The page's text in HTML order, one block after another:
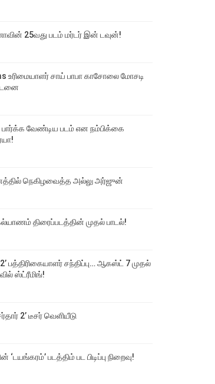
25வது படம் மர்டர் இன் டவுன்!
உரிமையாளர் சாய் பாபா காசோலை மோசடி
பார்க்க வேண்டிய படம் என நம்பிக்கை
நெகிழவைத்த அல்லு அர்ஜுன்
கல்யாணம் திரைப்படத்தின் முதல் பாடல்!
பத்திரிகையாளர் சந்திப்பு… ஆகஸ்ட் 7 முதல்
ஸ்ட்ரீமிங்!
2’ டீசர் வெளியீடு
‘டயங்கரம்’ படத்திம் பட பிடிப்பு நிறைவு!